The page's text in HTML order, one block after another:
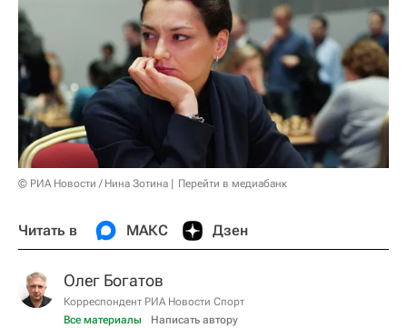
© РИА Новости / Нина Зотина Перейти в медиабанк
Читать в МАКС Дзен
Олег Богатов
Корреспондент РИА Новости Спорт
Все материалы
Написать автору